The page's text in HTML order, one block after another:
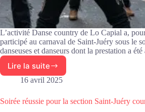
L’activité Danse country de Lo Capial a,
participé au carnaval de Saint-Juéry sous le
danseuses et danseurs dont la prestation a
Lire la suite
La
Country
carnaval
16 avril 2025
Soirée réussie pour la section Saint-Juéry